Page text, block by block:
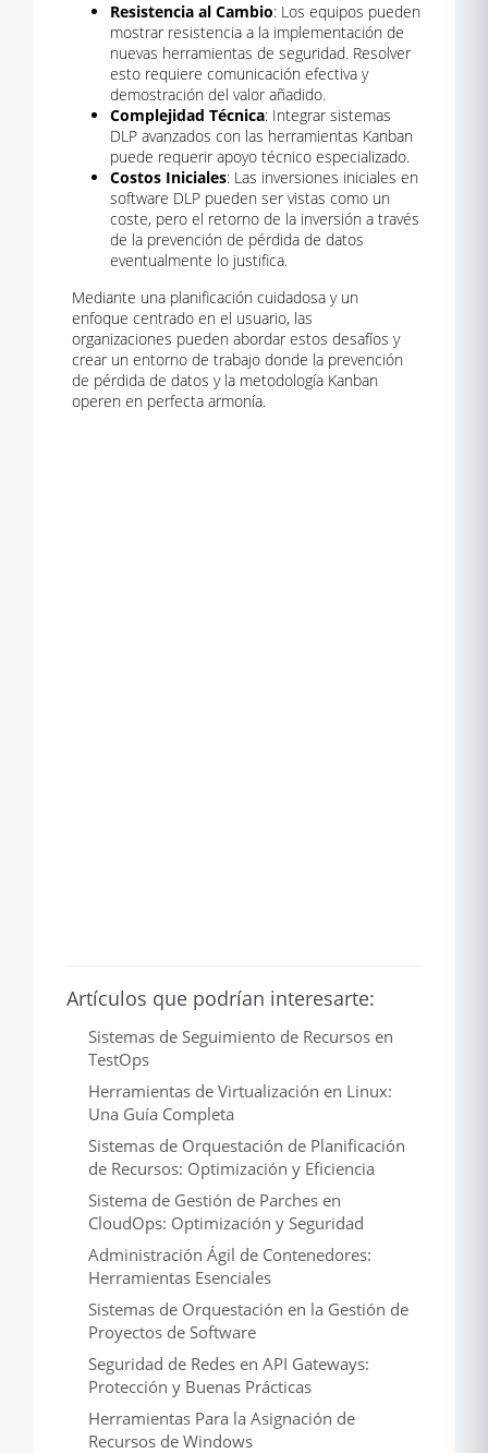
Resistencia al Cambio: Los equipos pueden
mostrar resistencia a la implementación de
nuevas herramientas de seguridad. Resolver
esto requiere comunicación efectiva y
demostración del valor añadido.
Complejidad Técnica: Integrar sistemas
DLP avanzados con las herramientas Kanban
puede requerir apoyo técnico especializado.
Costos Iniciales: Las inversiones iniciales en
software DLP pueden ser vistas como un
coste, pero el retorno de la inversión a través
de la prevención de pérdida de datos
eventualmente lo justifica.
Mediante una planificación cuidadosa y un
enfoque centrado en el usuario, las
organizaciones pueden abordar estos desafíos y
crear un entorno de trabajo donde la prevención
de pérdida de datos y la metodología Kanban
operen en perfecta armonía.
Artículos que podrían interesarte:
Sistemas de Seguimiento de Recursos en
TestOps
Herramientas de Virtualización en Linux:
Una Guía Completa
Sistemas de Orquestación de Planificación
de Recursos: Optimización y Eficiencia
Sistema de Gestión de Parches en
CloudOps: Optimización y Seguridad
Administración Ágil de Contenedores:
Herramientas Esenciales
Sistemas de Orquestación en la Gestión de
Proyectos de Software
Seguridad de Redes en API Gateways:
Protección y Buenas Prácticas
Herramientas Para la Asignación de
Recursos de Windows